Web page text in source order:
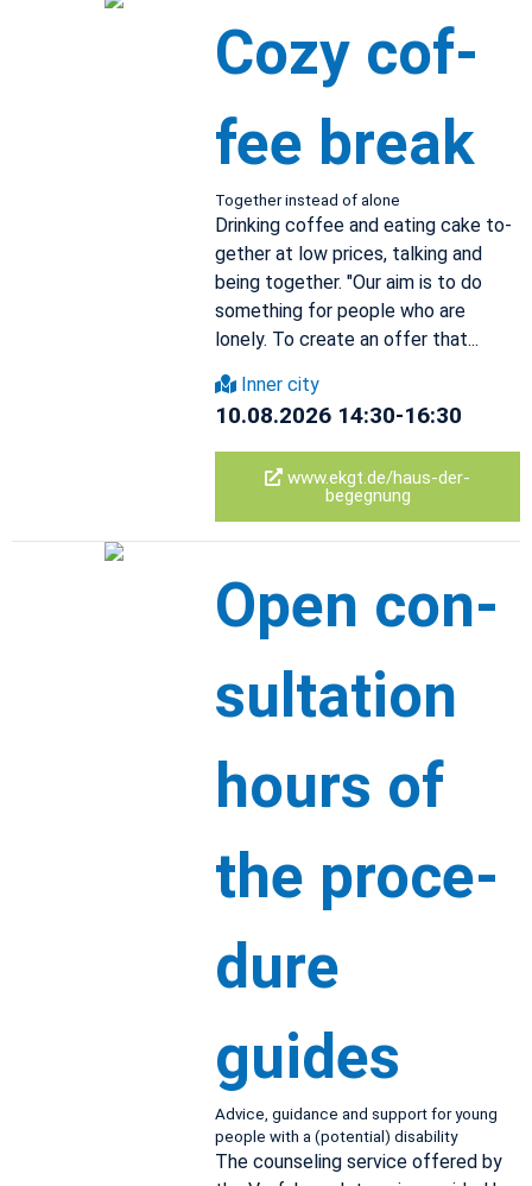
Cozy cof­
fee break
To­gether in­stead of alone
Drink­ing cof­fee and eat­ing cake to­
gether at low prices, talk­ing and
being to­gether. "Our aim is to do
some­thing for peo­ple who are
lonely. To cre­ate an offer that...
Inner city
10.08.2026 14:30-16:30
www.​ekgt.​de/​haus-​der-​
begegnung
Open con­
sul­ta­tion
hours of
the pro­ce­
dure
guides
Ad­vice, guid­ance and sup­port for young
peo­ple with a (po­ten­tial) dis­abil­ity
The coun­sel­ing ser­vice of­fered by